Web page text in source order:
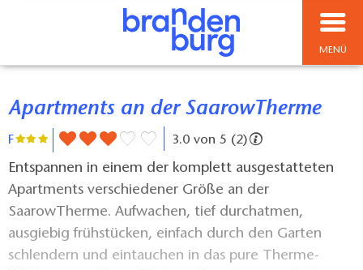
MENÜ
Apartments an der SaarowTherme
F 3.0 von 5 (2)
Entspannen in einem der komplett ausgestatteten
Apartments verschiedener Größe an der
SaarowTherme. Aufwachen, tief durchatmen,
ausgiebig frühstücken, einfach durch den Garten
schlendern und eintauchen in das pure Therme-